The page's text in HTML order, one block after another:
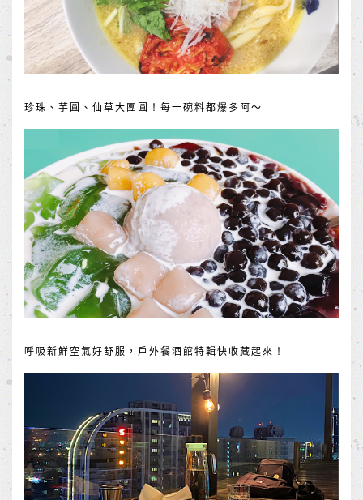
珍珠、芋圓、仙草大團圓！每一碗料都爆多阿～
呼吸新鮮空氣好舒服，戶外餐酒館特輯快收藏起來！